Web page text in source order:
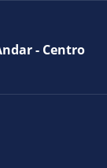
- Centro